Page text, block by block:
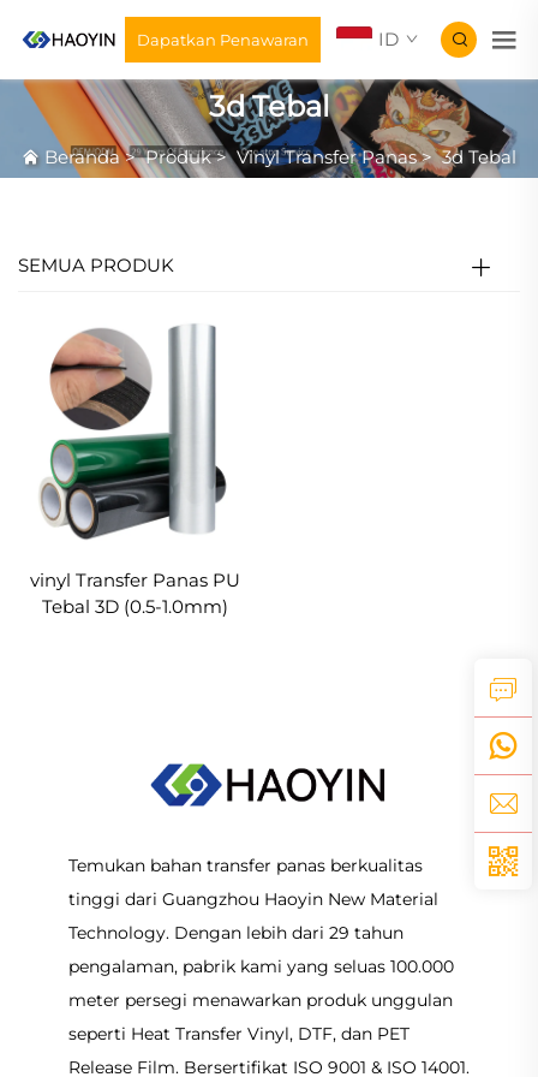
Dapatkan Penawaran ID
3d Tebal
Beranda>Produk>Vinyl Transfer Panas>3d Tebal
SEMUA PRODUK
vinyl Transfer Panas PU
Tebal 3D (0.5-1.0mm)
Temukan bahan transfer panas berkualitas
tinggi dari Guangzhou Haoyin New Material
Technology. Dengan lebih dari 29 tahun
pengalaman, pabrik kami yang seluas 100.000
meter persegi menawarkan produk unggulan
seperti Heat Transfer Vinyl, DTF, dan PET
Release Film. Bersertifikat ISO 9001 & ISO 14001.